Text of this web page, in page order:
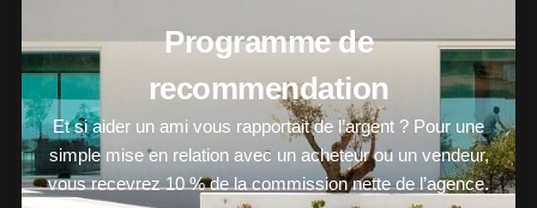
Programme de
recommendation
Et si aider un ami vous rapportait de l’argent ? Pour une
simple mise en relation avec un acheteur ou un vendeur,
vous recevrez 10 % de la commission nette de l’agence.